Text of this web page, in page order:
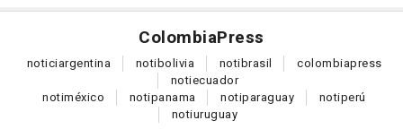
ColombiaPress
noticiargentina notibolivia notibrasil colombiapress
notiecuador
notiméxico notipanama notiparaguay notiperú
notiuruguay